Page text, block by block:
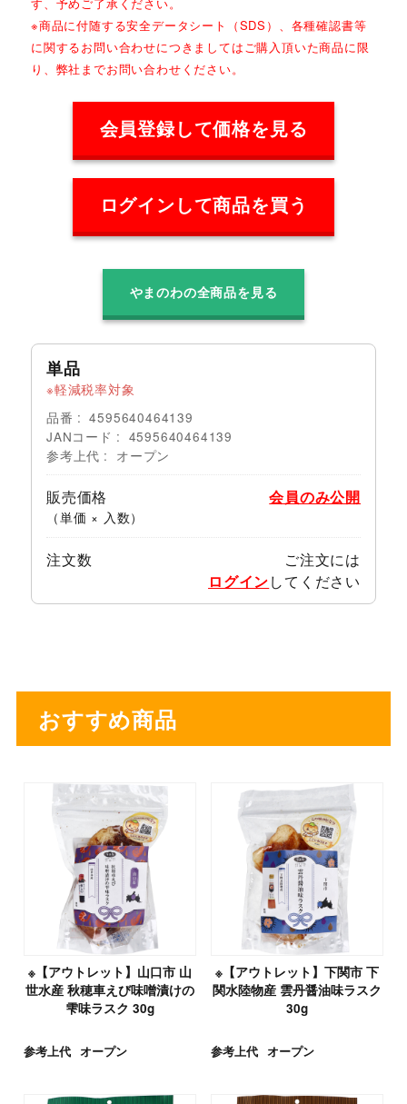
※商品に付随する安全データシート（SDS）、各種確認書等
に関するお問い合わせにつきましてはご購入頂いた商品に限
り、弊社までお問い合わせください。
会員登録して価格を見る
ログインして商品を買う
やまのわの全商品を見る
単品
軽減税率対象
品番
4595640464139
JANコード
4595640464139
参考上代
オープン
販売価格
（単価 × 入数）
会員のみ公開
注文数
ご注文には
ログインしてください
おすすめ商品
※【アウトレット】山口市 山
世水産 秋穂車えび味噌漬けの
雫味ラスク 30g
参考上代 オープン
※【アウトレット】下関市 下
関水陸物産 雲丹醤油味ラスク
30g
参考上代 オープン